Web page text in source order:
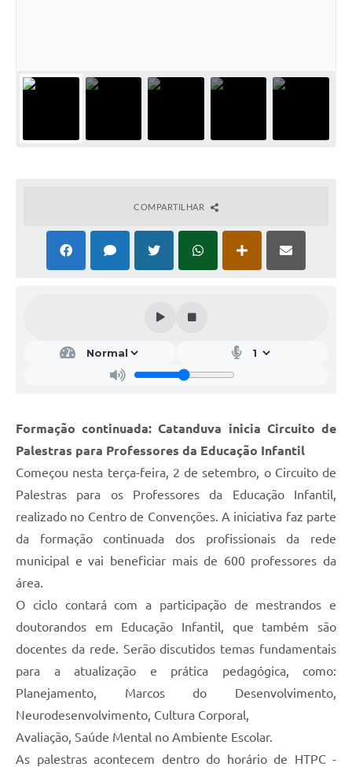
COMPARTILHAR
Formação continuada: Catanduva inicia Circuito de
Palestras para Professores da Educação Infantil
Começou nesta terça-feira, 2 de setembro, o Circuito de
Palestras para os Professores da Educação Infantil,
realizado no Centro de Convenções. A iniciativa faz parte
da formação continuada dos profissionais da rede
municipal e vai beneficiar mais de 600 professores da
área.
O ciclo contará com a participação de mestrandos e
doutorandos em Educação Infantil, que também são
docentes da rede. Serão discutidos temas fundamentais
para a atualização e prática pedagógica, como:
Planejamento, Marcos do Desenvolvimento,
Neurodesenvolvimento, Cultura Corporal,
Avaliação, Saúde Mental no Ambiente Escolar.
As palestras acontecem dentro do horário de HTPC -